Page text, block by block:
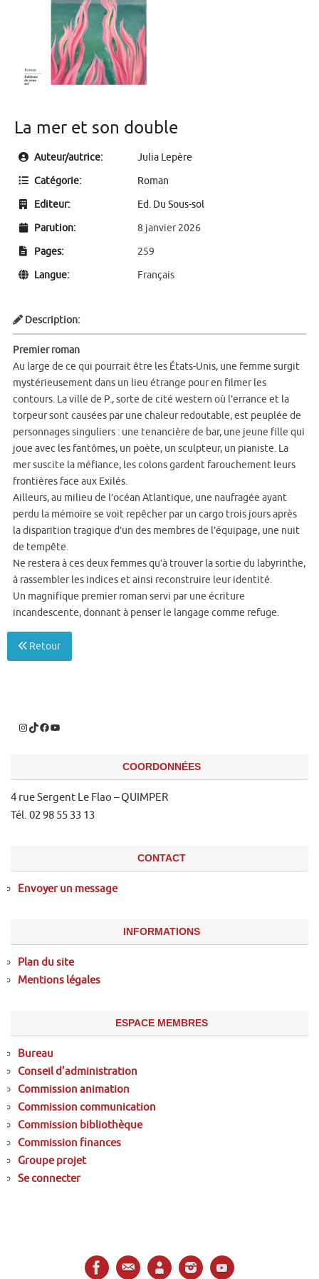
La mer et son double
Auteur/autrice:
Julia Lepère
Catégorie:
Roman
Editeur:
Ed. Du Sous-sol
Parution:
8 janvier 2026
Pages:
259
Langue:
Français
Description:
Premier roman
Au large de ce qui pourrait être les États-Unis, une femme surgit
mystérieusement dans un lieu étrange pour en filmer les
contours. La ville de P., sorte de cité western où l’errance et la
torpeur sont causées par une chaleur redoutable, est peuplée de
personnages singuliers : une tenancière de bar, une jeune fille qui
joue avec les fantômes, un poète, un sculpteur, un pianiste. La
mer suscite la méfiance, les colons gardent farouchement leurs
frontières face aux Exilés.
Ailleurs, au milieu de l’océan Atlantique, une naufragée ayant
perdu la mémoire se voit repêcher par un cargo trois jours après
la disparition tragique d’un des membres de l’équipage, une nuit
de tempête.
Ne restera à ces deux femmes qu’à trouver la sortie du labyrinthe,
à rassembler les indices et ainsi reconstruire leur identité.
Un magnifique premier roman servi par une écriture
incandescente, donnant à penser le langage comme refuge.
Retour
COORDONNÉES
4 rue Sergent Le Flao – QUIMPER
Tél. 02 98 55 33 13
CONTACT
Envoyer un message
INFORMATIONS
Plan du site
Mentions légales
ESPACE MEMBRES
Bureau
Conseil d’administration
Commission animation
Commission communication
Commission bibliothèque
Commission finances
Groupe projet
Se connecter